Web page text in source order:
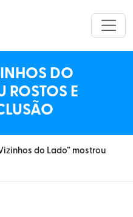
DO
ROSTOS E
do Lado” mostrou